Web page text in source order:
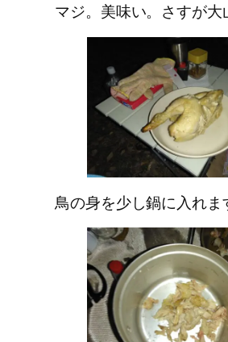
マジ。美味い。さすが大
鳥の身を少し鍋に入れま